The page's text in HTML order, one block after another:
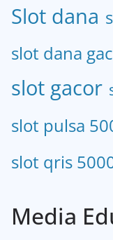
Slot dana
slot dana
slot gacor
slot pulsa
slot qris
Media